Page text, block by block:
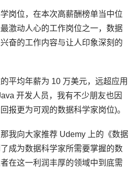
岗位，在本次高薪酬榜单当中位
激动人心的工作岗位之一，数据
奋的工作内容与让人印象深刻的
平均年薪为 10 万美元，远超应用
开发人员，我有不少朋友也因
报更为可观的数据科学家岗位)。
我向大家推荐 Udemy 上的《数据
成为数据科学家所需要掌握的数
在这一利润丰厚的领域中到底需